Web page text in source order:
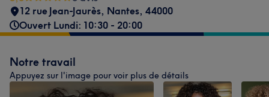
12 rue Jean-Jaurès, Nantes, 44000
Ouvert Lundi: 10:30 - 20:00
Notre travail
Appuyez sur l'image pour voir plus de détails